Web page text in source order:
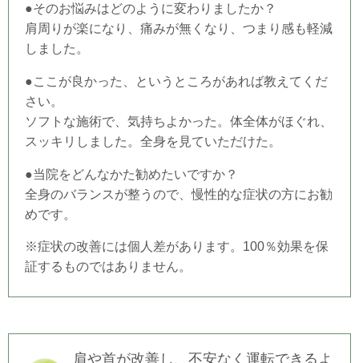
●そのお悩みはどのように変わりましたか？
肩周りが楽になり、痛みが無くなり、つまり感も軽減
しました。
●ここが良かった、というところがあれば教えてくだ
さい。
ソフトな施術で、気持ちよかった。体全体がほぐれ、
スッキリしました。全身を見ていただけた。
●当院をどんなかた勧めたいですか？
全身のバランスが整うので、慢性的な症状の方にお勧
めです。
※症状の改善には個人差があります。100％効果を保
証するものではありません。
肩や首が改善し、不安なく運転できるよ